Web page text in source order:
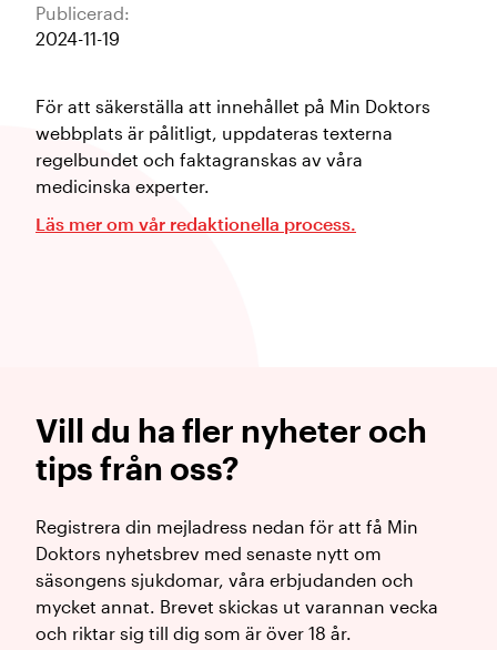
Publicerad:
2024-11-19
För att säkerställa att innehållet på Min Doktors
webbplats är pålitligt, uppdateras texterna
regelbundet och faktagranskas av våra
medicinska experter.
Läs mer om vår redaktionella process.
Vill du ha fler nyheter och
tips från oss?
Registrera din mejladress nedan för att få Min
Doktors nyhetsbrev med senaste nytt om
säsongens sjukdomar, våra erbjudanden och
mycket annat. Brevet skickas ut varannan vecka
och riktar sig till dig som är över 18 år.